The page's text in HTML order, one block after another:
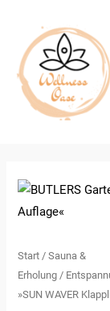
springen
Start /Sauna &
Erholung /
»SUN WAVER